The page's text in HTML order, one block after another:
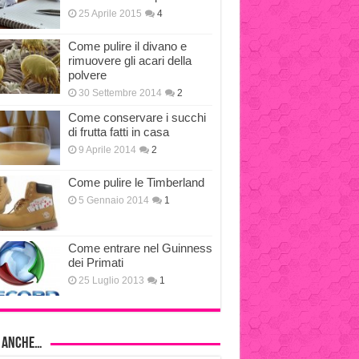
25 Aprile 2015 4
Come pulire il divano e
rimuovere gli acari della
polvere
30 Settembre 2014 2
Come conservare i succhi
di frutta fatti in casa
9 Aprile 2014 2
Come pulire le Timberland
5 Gennaio 2014 1
Come entrare nel Guinness
dei Primati
25 Luglio 2013 1
anche…